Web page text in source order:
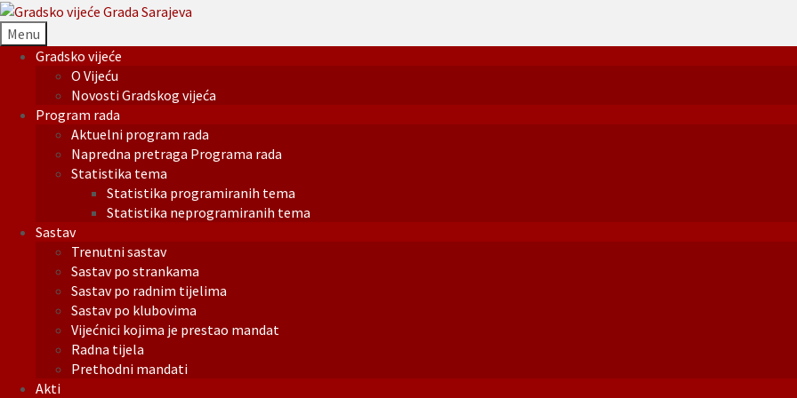
Menu
Gradsko vijeće
O Vijeću
Novosti Gradskog vijeća
Program rada
Aktuelni program rada
Napredna pretraga Programa rada
Statistika tema
Statistika programiranih tema
Statistika neprogramiranih tema
Sastav
Trenutni sastav
Sastav po strankama
Sastav po radnim tijelima
Sastav po klubovima
Vijećnici kojima je prestao mandat
Radna tijela
Prethodni mandati
Akti